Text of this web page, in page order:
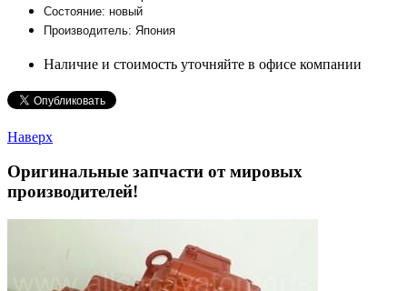
Состояние: новый
Производитель: Япония
Наличие и стоимость уточняйте в офисе компании
Наверх
Оригинальные запчасти от мировых
производителей!